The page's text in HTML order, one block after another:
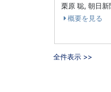
栗原 聡, 朝日
概要を見る
全件表示 >>